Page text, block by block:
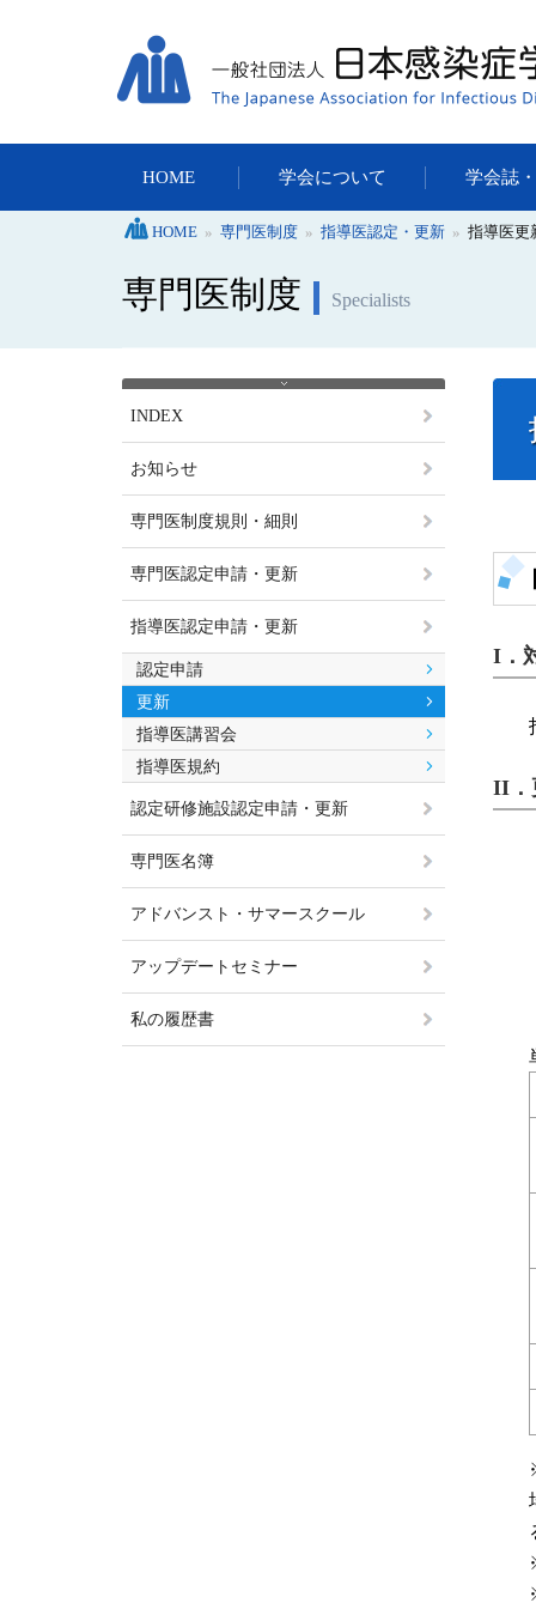
HOME 学会について 学会誌
専門医制度 Specialists
INDEX
お知らせ
専門医制度規則・細則
専門医認定申請・更新
指導医認定申請・更新
認定申請
更新
指導医講習会
指導医規約
認定研修施設認定申請・更新
専門医名簿
アドバンスト・サマースクール
アップデートセミナー
私の履歴書
HOME » 専門医制度 » 指導医認定・更新 » 指導医更
I．
II．